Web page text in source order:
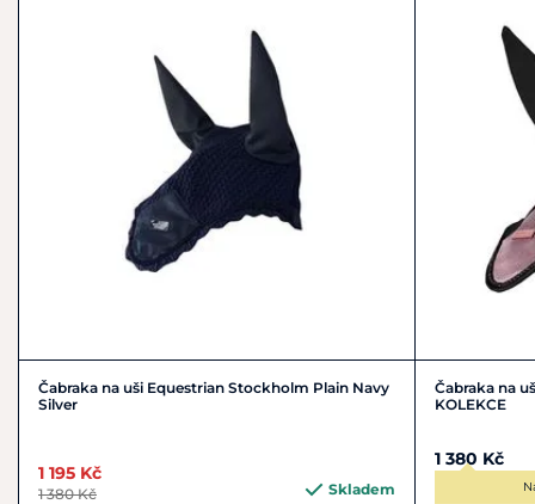
Čabraka na uši Equestrian Stockholm Plain Navy
Silver
1 195 Kč
1 380 Kč Skladem
Čabraka na
KOLEKCE
1 380 Kč